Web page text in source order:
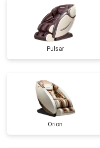
Pulsar
Orion